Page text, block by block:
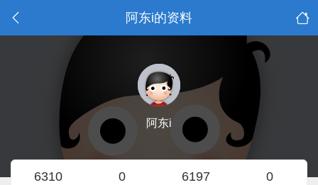
阿东i的资料
阿东i
6310 0 6197 0